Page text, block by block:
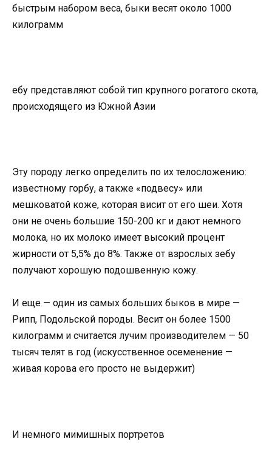
быстрым набором веса, быки весят около 1000
килограмм
ебу представляют собой тип крупного рогатого скота,
происходящего из Южной Азии
Эту породу легко определить по их телосложению:
известному горбу, а также «подвесу» или
мешковатой коже, которая висит от его шеи. Хотя
они не очень большие 150-200 кг и дают немного
молока, но их молоко имеет высокий процент
жирности от 5,5% до 8%. Также от взрослых зебу
получают хорошую подошвенную кожу.
И еще — один из самых больших быков в мире —
Рипп, Подольской породы. Весит он более 1500
килограмм и считается лучим производителем — 50
тысяч телят в год (искусственное осеменение —
живая корова его просто не выдержит)
И немного мимишных портретов